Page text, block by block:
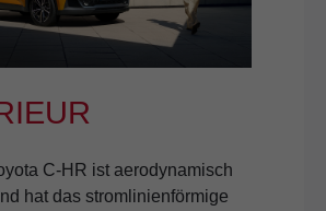
C-HR ist aerodynamisch
hat das stromlinienförmige